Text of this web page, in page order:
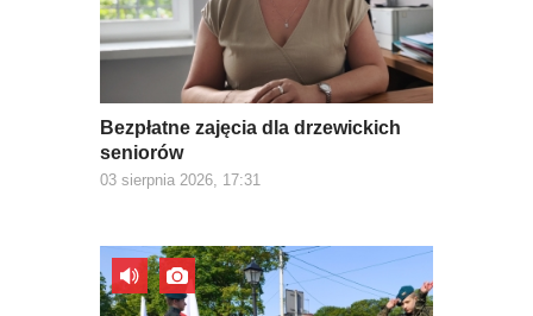
Bezpłatne zajęcia dla drzewickich
seniorów
03 sierpnia 2026, 17:31